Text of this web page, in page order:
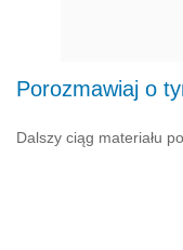
Porozmawiaj o
Dalszy ciąg materiału